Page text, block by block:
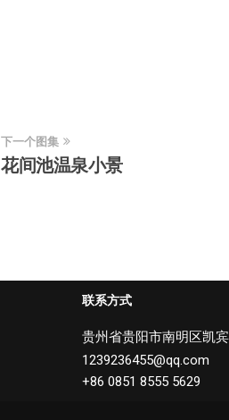
下一个图集
花间池温泉小景
联系方式
贵州省贵阳市南明区凯
1239236455@qq.com
+86 0851 8555 5629